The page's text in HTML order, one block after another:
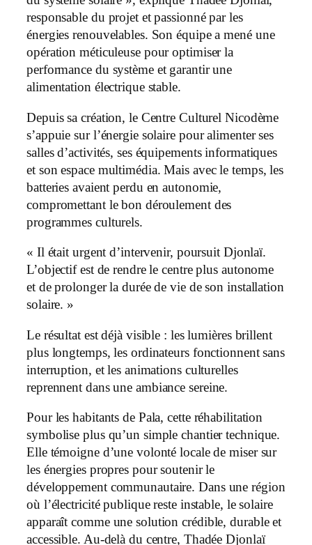
responsable du projet et passionné par les
énergies renouvelables. Son équipe a mené une
opération méticuleuse pour optimiser la
performance du système et garantir une
alimentation électrique stable.
Depuis sa création, le Centre Culturel Nicodème
s’appuie sur l’énergie solaire pour alimenter ses
salles d’activités, ses équipements informatiques
et son espace multimédia. Mais avec le temps, les
batteries avaient perdu en autonomie,
compromettant le bon déroulement des
programmes culturels.
« Il était urgent d’intervenir, poursuit Djonlaï.
L’objectif est de rendre le centre plus autonome
et de prolonger la durée de vie de son installation
solaire. »
Le résultat est déjà visible : les lumières brillent
plus longtemps, les ordinateurs fonctionnent sans
interruption, et les animations culturelles
reprennent dans une ambiance sereine.
Pour les habitants de Pala, cette réhabilitation
symbolise plus qu’un simple chantier technique.
Elle témoigne d’une volonté locale de miser sur
les énergies propres pour soutenir le
développement communautaire. Dans une région
où l’électricité publique reste instable, le solaire
apparaît comme une solution crédible, durable et
accessible. Au-delà du centre, Thadée Djonlaï